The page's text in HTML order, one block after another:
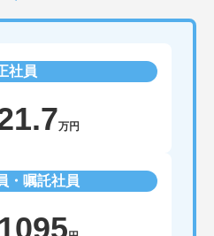
社員
万円
・嘱託社員
1095